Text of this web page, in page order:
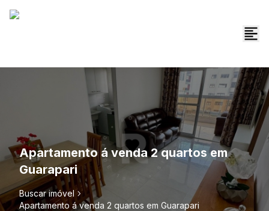
Apartamento á venda 2 quartos em
Guarapari
Buscar imóvel
Apartamento á venda 2 quartos em Guarapari